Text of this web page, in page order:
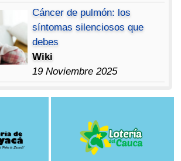
Cáncer de pulmón: los
síntomas silenciosos que
debes
Wiki
19 Noviembre 2025